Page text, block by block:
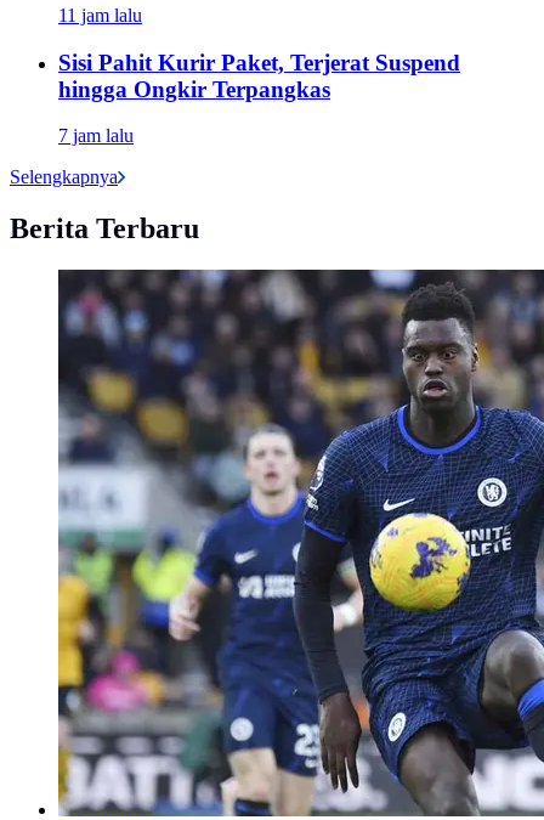
11 jam lalu
Sisi Pahit Kurir Paket, Terjerat Suspend
hingga Ongkir Terpangkas
7 jam lalu
Selengkapnya
Berita Terbaru